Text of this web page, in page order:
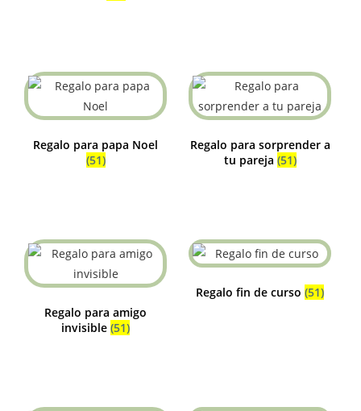
Regalo para papa Noel
(51)
Regalo para sorprender a
tu pareja (51)
Regalo para amigo
invisible (51)
Regalo fin de curso (51)